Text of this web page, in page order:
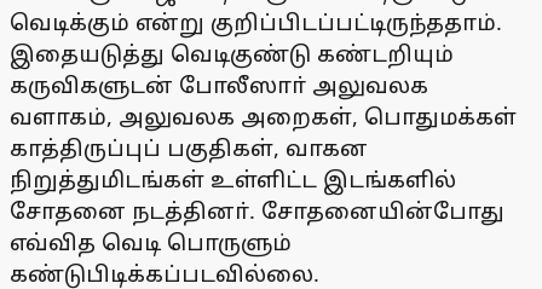
வெடிக்கும் என்று குறிப்பிடப்பட்டிருந்ததாம்.
இதையடுத்து வெடிகுண்டு கண்டறியும்
கருவிகளுடன் போலீஸாா் அலுவலக
வளாகம், அலுவலக அறைகள், பொதுமக்கள்
காத்திருப்புப் பகுதிகள், வாகன
நிறுத்துமிடங்கள் உள்ளிட்ட இடங்களில்
சோதனை நடத்தினா். சோதனையின்போது
எவ்வித வெடி பொருளும்
கண்டுபிடிக்கப்படவில்லை.